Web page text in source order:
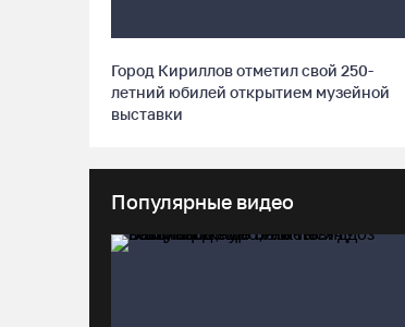
Город Кириллов отметил свой 250-
летний юбилей открытием музейной
выставки
Популярные видео